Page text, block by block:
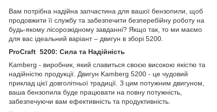
Вам потрібна надійна запчастина для вашої бензопили, щоб
продовжити її службу та забезпечити безперебійну роботу на
будь-якому лісорозкідному завданні? Якщо так, то ми маємо
для вас ідеальний варіант – двигун в зборі 5200.
ProCraft 5200: Сила та Надійність
Kamberg - виробник, який славиться своєю високою якістю та
надійністю продукції. Двигун Kamberg 5200 - це чудовий
приклад цієї довголітньої традиції. З цим потужним двигуном,
ваша бензопила буде працювати на повну потужність,
забезпечуючи вам ефективність та продуктивність.